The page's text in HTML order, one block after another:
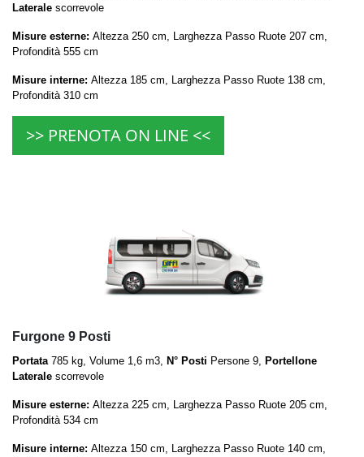
Laterale scorrevole
Misure esterne: Altezza 250 cm, Larghezza Passo Ruote 207 cm,
Profondità 555 cm
Misure interne: Altezza 185 cm, Larghezza Passo Ruote 138 cm,
Profondità 310 cm
>> PRENOTA ON LINE <<
Furgone 9 Posti
Portata785 kg, Volume 1,6 m3, N° Posti Persone 9, Portellone
Laterale scorrevole
Misure esterne: Altezza 225 cm, Larghezza Passo Ruote 205 cm,
Profondità 534 cm
Misure interne: Altezza 150 cm, Larghezza Passo Ruote 140 cm,